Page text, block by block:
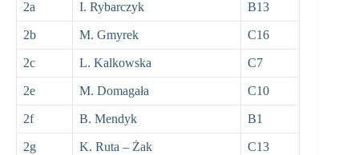
2a I. Rybarczyk B13
2b M. Gmyrek C16
2c L. Kalkowska C7
2e M. Domagała C10
2f B. Mendyk B1
2g K. Ruta – Żak C13